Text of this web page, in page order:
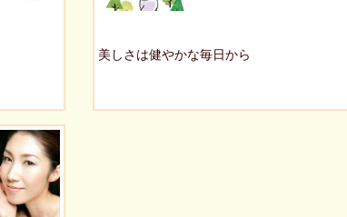
美しさは健やかな毎日から